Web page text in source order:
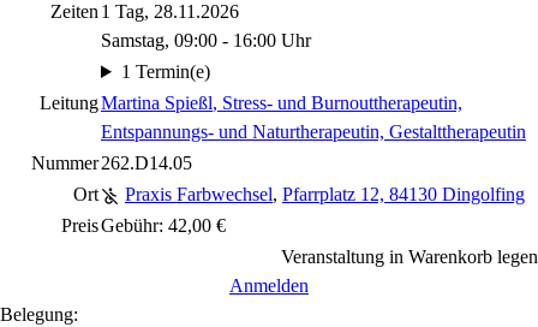
Zeiten 1 Tag, 28.11.2026
Samstag, 09:00 - 16:00 Uhr
1 Termin(e)
LeitungMartina Spießl, Stress- und Burnouttherapeutin,
Entspannungs- und Naturtherapeutin, Gestalttherapeutin
Nummer262.D14.05
Ort
Praxis Farbwechsel, Pfarrplatz 12, 84130 Dingolfing
PreisGebühr: 42,00 €
Veranstaltung in Warenkorb legen
Anmelden
Belegung: